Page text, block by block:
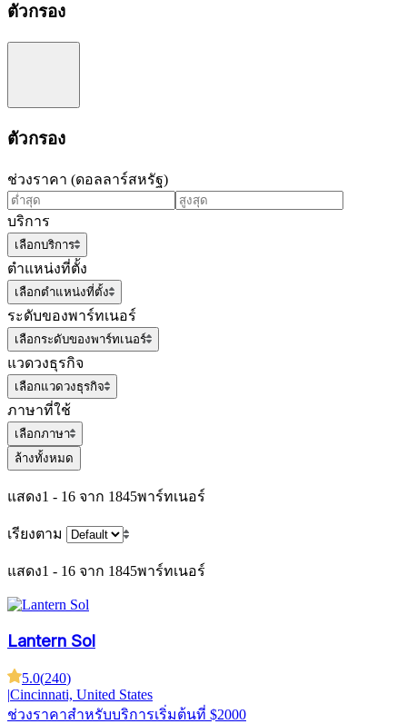
ตัวกรอง
ตัวกรอง
ช่วงราคา (ดอลลาร์สหรัฐ)
บริการ
เลือกบริการ
ตำแหน่งที่ตั้ง
เลือกตำแหน่งที่ตั้ง
ระดับของพาร์ทเนอร์
เลือกระดับของพาร์ทเนอร์
แวดวงธุรกิจ
เลือกแวดวงธุรกิจ
ภาษาที่ใช้
เลือกภาษา
ล้างทั้งหมด
แสดง1 - 16 จาก 1845พาร์ทเนอร์
เรียงตาม
แสดง1 - 16 จาก 1845พาร์ทเนอร์
Lantern Sol
5.0(240)
|Cincinnati, United States
ช่วงราคาสำหรับบริการเริ่มต้นที่ $2000